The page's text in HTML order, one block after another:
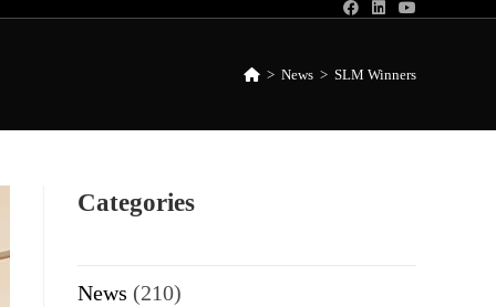
> News > SLM Winners
Categories
News (210)